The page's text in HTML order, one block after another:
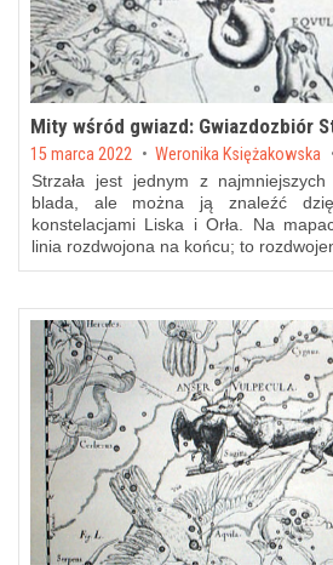
Mity wśród gwiazd: Gwiazdozbiór
Posted on
15 marca 2022 byWeronika Księżakowska
Strzała jest jednym z
blada, ale można ją znaleźć
konstelacjami Liska i Orła. Na
linia rozdwojona na końcu; to